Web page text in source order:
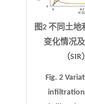
图2 不同土
变化情况
（
Fig. 2
infiltration